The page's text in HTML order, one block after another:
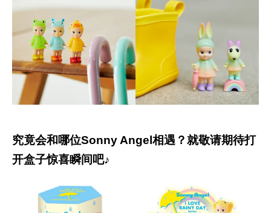
究竟会和哪位Sonny Angel相遇？就敬请期待打
开盒子惊喜瞬间吧♪